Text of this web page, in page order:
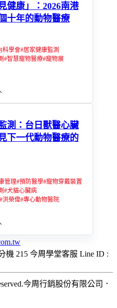
健康」：2026南港
十年的動物醫療
科學會#居家健康監測
#智慧寵物醫療#寵物展
測：台日獸醫心臟
下一代動物醫療的
管理#預防醫學#寵物穿戴裝置
#犬貓心臟病
#洪榮偉#專心動物醫院
機 215 今周學堂客服 Line ID :
今周行銷股份有限公司 ．